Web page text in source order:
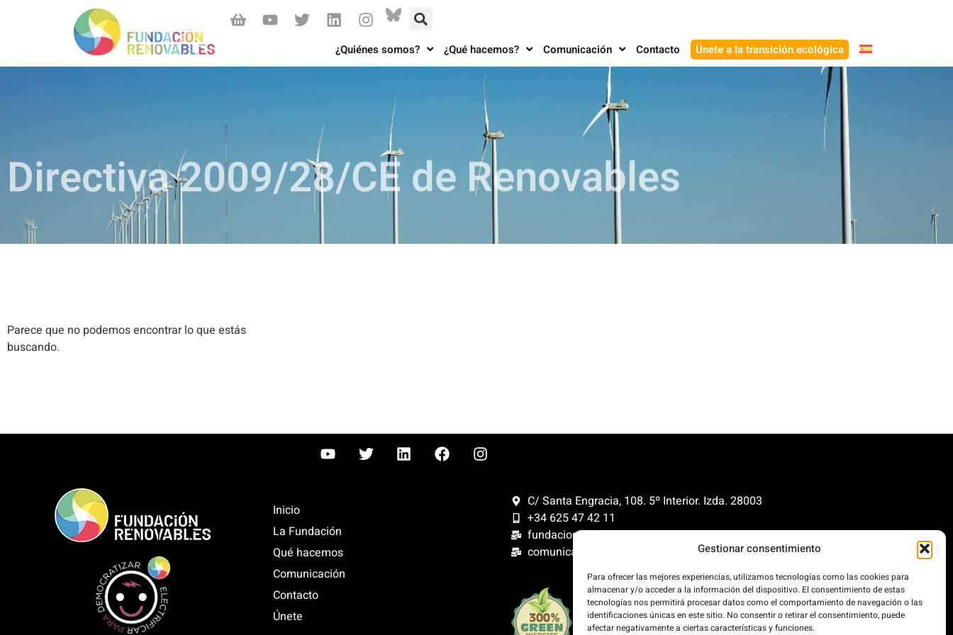
Gestionar consentimiento
Para ofrecer las mejores experiencias, utilizamos tecnologías como las cookies para
almacenar y/o acceder a la información del dispositivo. El consentimiento de estas
tecnologías nos permitirá procesar datos como el comportamiento de navegación o las
identificaciones únicas en este sitio. No consentir o retirar el consentimiento, puede
afectar negativamente a ciertas características y funciones.
¿Quiénes somos? ¿Qué hacemos? Comunicación Contacto Únete a la transición ecológica
Directiva 2009/28/CE de Renovables
Parece que no podemos encontrar lo que estás
buscando.
Inicio
La Fundación
Qué hacemos
Comunicación
Contacto
Únete
C/ Santa Engracia, 108. 5º Interior. Izda. 28003
+34 625 47 42 11
fundacion@fundacionrenovables.org
comunicacion@fundacionrenovables.org
Compensamos la huella de carbono en un
300%. Web 100% impulsada por energías
renovables.